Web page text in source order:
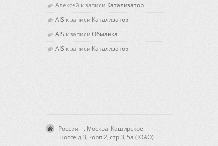
Алексей к записи Катализатор
AIS к записи Катализатор
AIS к записи Обманка
AIS к записи Катализатор
Россия, г. Москва, Каширское
шоссе д.3, корп.2, стр.3, 5а (ЮАО)